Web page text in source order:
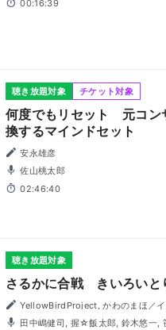
00:16:39
聴き放題対象 チケット対象
何度でもリセット 元コン
換するマインドセット
安永雄彦
佐山桃太郎
02:46:40
聴き放題対象
さるかに合戦 きいろい
YellowBirdProject, かわのまほ／イ
田中嶋健司, 握☆飯太郎, 鈴木悠一,